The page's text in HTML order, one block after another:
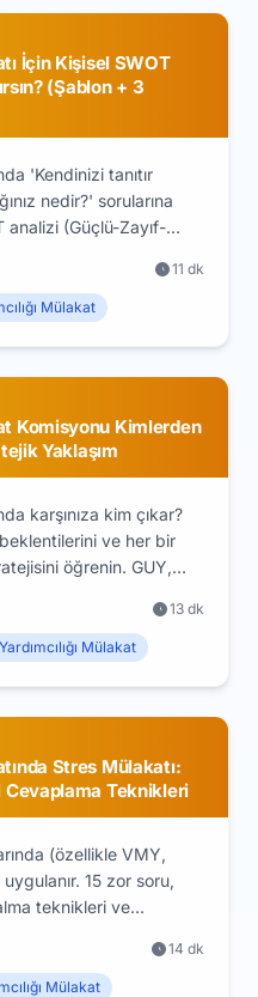
İçin Kişisel SWOT
(Şablon + 3
'Kendinizi tanıtır
nedir?' sorularına
analizi (Güçlü-Zayıf-
11 dk
Mülakat
Komisyonu Kimlerden
Yaklaşım
karşınıza kim çıkar?
ve her bir
öğrenin. GUY,
13 dk
Mülakat
Stres Mülakatı:
Teknikleri
(özellikle VMY,
15 zor soru,
teknikleri ve
14 dk
Mülakat